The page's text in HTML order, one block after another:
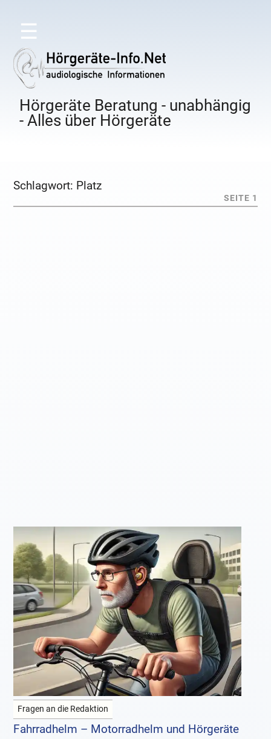
☰
Hörgeräte Beratung - unabhängig
- Alles über Hörgeräte
Schlagwort: Platz
SEITE 1
Fragen an die Redaktion
Fahrradhelm – Motorradhelm und Hörgeräte